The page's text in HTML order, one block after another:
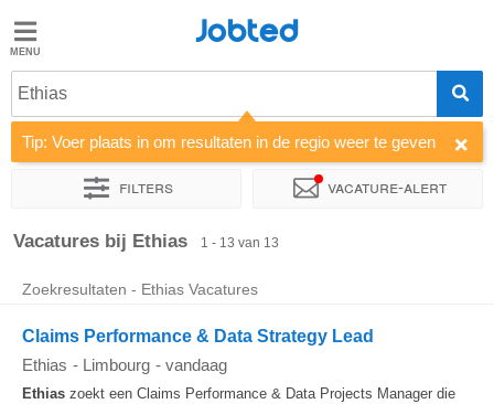
Jobted
Taal
fr
Jobted
Ethias
Tip: Voer plaats in om resultaten in de regio weer te geven
Filters Vacature-alert
Sorteer op Bedrijf Uitzendbureau
Vacatures bij Ethias 1 - 13 van 13
Zoekresultaten - Ethias Vacatures
Claims Performance & Data Strategy Lead
Ethias - Limbourg - vandaag
Ethias zoekt een Claims Performance & Data Projects Manager die